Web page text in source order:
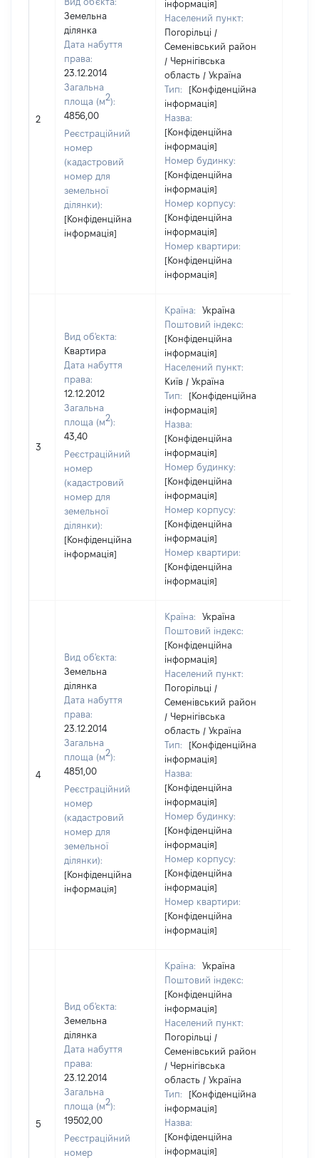
2
Земельна
ділянка
Дата набуття
права:
23.12.2014
Загальна
площа (м2):
4856,00
Реєстраційний
номер
(кадастровий
номер для
земельної
ділянки):
[Конфіденційна
інформація]
інформація]
Населений пункт:
Погорільці /
Семенівський район
/ Чернігівська
область / Україна
Тип:
[Конфіденційна
інформація]
Назва:
[Конфіденційна
інформація]
Номер будинку:
[Конфіденційна
інформація]
Номер корпусу:
[Конфіденційна
інформація]
Номер квартири:
[Конфіденційна
інформація]
3
Вид об'єкта:
Квартира
Дата набуття
права:
12.12.2012
Загальна
площа (м2):
43,40
Реєстраційний
номер
(кадастровий
номер для
земельної
ділянки):
[Конфіденційна
інформація]
Країна:
Україна
Поштовий індекс:
[Конфіденційна
інформація]
Населений пункт:
Київ / Україна
Тип:
[Конфіденційна
інформація]
Назва:
[Конфіденційна
інформація]
Номер будинку:
[Конфіденційна
інформація]
Номер корпусу:
[Конфіденційна
інформація]
Номер квартири:
[Конфіденційна
інформація]
4
Вид об'єкта:
Земельна
ділянка
Дата набуття
права:
23.12.2014
Загальна
площа (м2):
4851,00
Реєстраційний
номер
(кадастровий
номер для
земельної
ділянки):
[Конфіденційна
інформація]
Країна:
Україна
Поштовий індекс:
[Конфіденційна
інформація]
Населений пункт:
Погорільці /
Семенівський район
/ Чернігівська
область / Україна
Тип:
[Конфіденційна
інформація]
Назва:
[Конфіденційна
інформація]
Номер будинку:
[Конфіденційна
інформація]
Номер корпусу:
[Конфіденційна
інформація]
Номер квартири:
[Конфіденційна
інформація]
5
Вид об'єкта:
Земельна
ділянка
Дата набуття
права:
23.12.2014
Загальна
площа (м2):
19502,00
Реєстраційний
номер
Країна:
Україна
Поштовий індекс:
[Конфіденційна
інформація]
Населений пункт:
Погорільці /
Семенівський район
/ Чернігівська
область / Україна
Тип:
[Конфіденційна
інформація]
Назва:
[Конфіденційна
інформація]